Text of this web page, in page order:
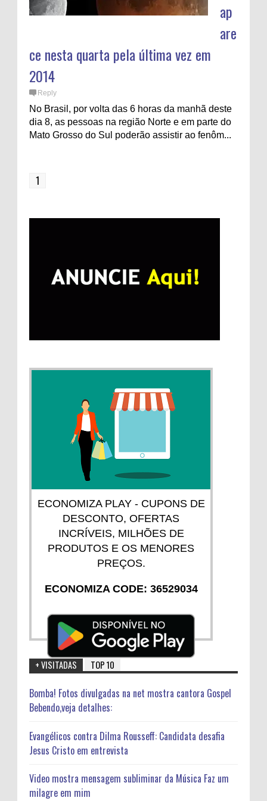
ap
are
ce nesta quarta pela última vez em
2014
Reply
No Brasil, por volta das 6 horas da manhã deste
dia 8, as pessoas na região Norte e em parte do
Mato Grosso do Sul poderão assistir ao fenôm...
1
ECONOMIZA PLAY - CUPONS DE
DESCONTO, OFERTAS
INCRÍVEIS, MILHÕES DE
PRODUTOS E OS MENORES
PREÇOS.
ECONOMIZA CODE: 36529034
+ VISITADAS TOP 10
Bomba! Fotos divulgadas na net mostra cantora Gospel
Bebendo,veja detalhes:
Evangélicos contra Dilma Rousseff: Candidata desafia
Jesus Cristo em entrevista
Video mostra mensagem subliminar da Música Faz um
milagre em mim